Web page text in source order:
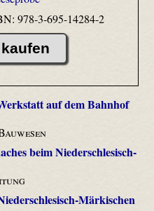
978-3-695-14284-2
auf dem Bahnhof
beim Niederschlesisch-
Märkischen